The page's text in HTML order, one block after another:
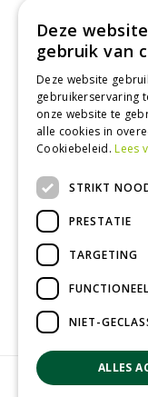
Deze
gebruik van
Deze website
gebruikerservaring
onze website te
alle cookies in
Cookiebeleid.Lees
STRIKT
PRESTATIE
TARGETING
FUNCTIONEEL
NIET-
ALLES